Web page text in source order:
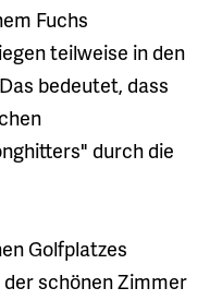
Fuchs
teilweise in den
bedeutet, dass
durch die
Golfplatzes
schönen Zimmer